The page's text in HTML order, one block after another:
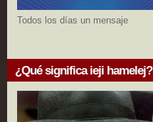
Todos los días un mensaje
¿Qué significa ieji hamelej?